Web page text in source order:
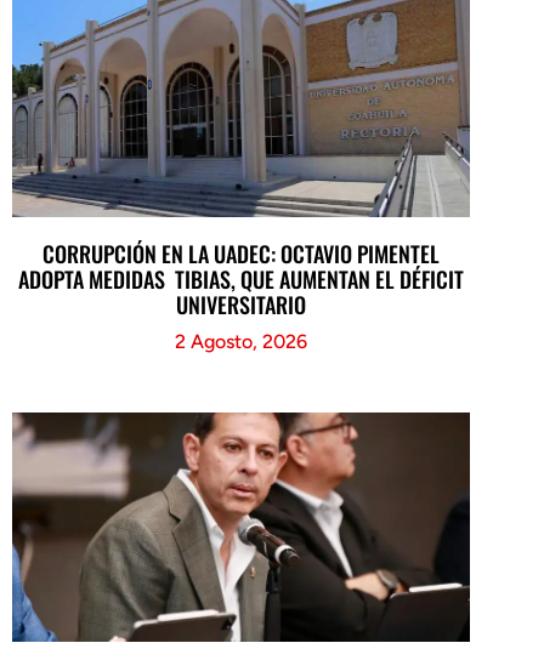
CORRUPCIÓN EN LA UADEC: OCTAVIO PIMENTEL
ADOPTA MEDIDAS TIBIAS, QUE AUMENTAN EL DÉFICIT
UNIVERSITARIO
2 Agosto, 2026